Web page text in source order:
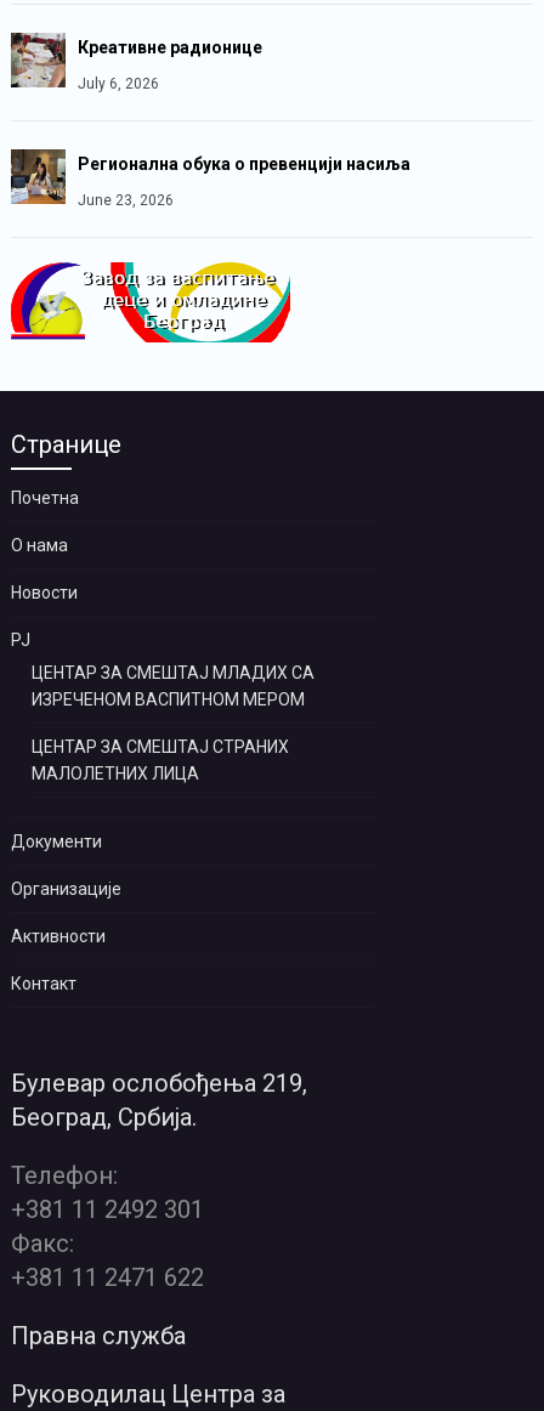
Креативне радионице
July 6, 2026
Регионална обука о превенцији насиља
June 23, 2026
Странице
Почетна
О нама
Новости
РЈ
ЦЕНТАР ЗА СМЕШТАЈ МЛАДИХ СА
ИЗРЕЧЕНОМ ВАСПИТНОМ МЕРОМ
ЦЕНТАР ЗА СМЕШТАЈ СТРАНИХ
МАЛОЛЕТНИХ ЛИЦА
Документи
Организације
Активности
Контакт
Булевар ослобођења 219,
Београд, Србија.
Телефон:
+381 11 2492 301
Факс:
+381 11 2471 622
Правна служба
Руководилац Центра за